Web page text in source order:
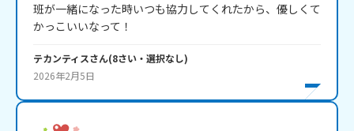
班が一緒になった時いつも協力してくれたから、優しくて
かっこいいなって！
テカンティスさん(8さい・ 選択なし)
2026年2月5日